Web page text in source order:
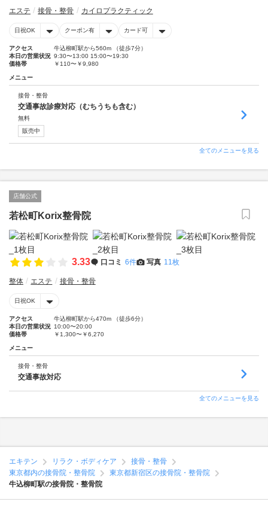
エステ 接骨・整骨 カイロプラクティック
日祝OK クーポン有 カード可
アクセス
牛込柳町駅から560m （徒歩7分）
本日の営業状況 9:30〜13:00 15:00〜19:30
価格帯
￥110〜￥9,980
メニュー
接骨・整骨
交通事故診療対応（むちうちも含む）
無料
販売中
全てのメニューを見る
店舗公式
若松町Korix整骨院
3.33 口コミ 6件 写真 11枚
整体 エステ 接骨・整骨
日祝OK
アクセス
牛込柳町駅から470m （徒歩6分）
本日の営業状況 10:00〜20:00
価格帯
￥1,300〜￥6,270
メニュー
接骨・整骨
交通事故対応
全てのメニューを見る
エキテン リラク・ボディケア
接骨・整骨
東京都内の接骨院・整骨院
東京都新宿区の接骨院・整骨院
牛込柳町駅の接骨院・整骨院